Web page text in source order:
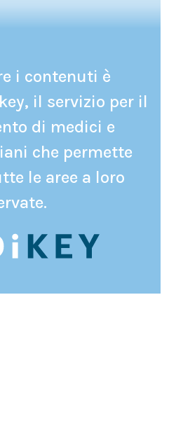
i contenuti è
il servizio per il
di medici e
che permette
le aree a loro